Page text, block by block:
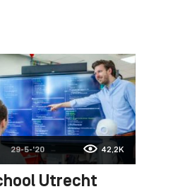
29-5-'20 42,2K
Utrecht